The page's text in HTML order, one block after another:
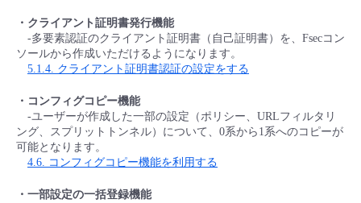
- Flexible InterConnect
- Flexible Remote Access
- vUTM2
・クライアント証明書発行機能
-多要素認証のクライアント証明書（自己証明書）を、Fsecコン
ソールから作成いただけるようになります。
5.1.4. クライアント証明書認証の設定をする
・コンフィグコピー機能
-ユーザーが作成した一部の設定（ポリシー、URLフィルタリ
ング、スプリットトンネル）について、0系から1系へのコピーが
可能となります。
4.6. コンフィグコピー機能を利用する
・一部設定の一括登録機能